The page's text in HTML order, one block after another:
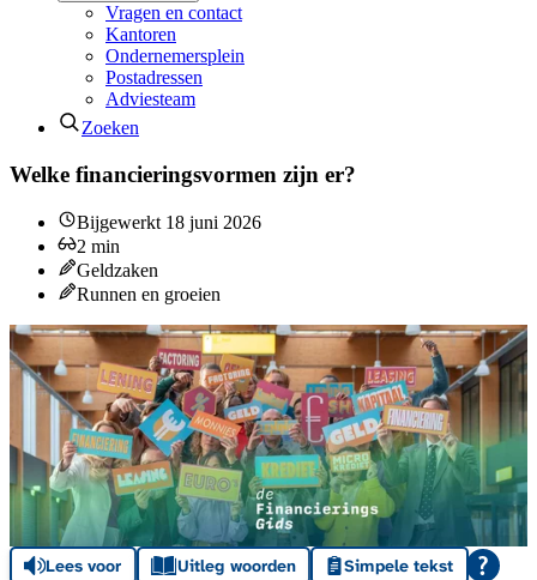
Vragen en contact
Kantoren
Ondernemersplein
Postadressen
Adviesteam
Zoeken
Welke financieringsvormen zijn er?
Bijgewerkt 18 juni 2026
2 min
Geldzaken
Runnen en groeien
Lees voor Uitleg woorden Simpele tekst